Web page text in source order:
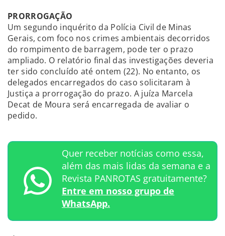
PRORROGAÇÃO
Um segundo inquérito da Polícia Civil de Minas
Gerais, com foco nos crimes ambientais decorridos
do rompimento de barragem, pode ter o prazo
ampliado. O relatório final das investigações deveria
ter sido concluído até ontem (22). No entanto, os
delegados encarregados do caso solicitaram à
Justiça a prorrogação do prazo. A juíza Marcela
Decat de Moura será encarregada de avaliar o
pedido.
Quer receber notícias como essa,
além das mais lidas da semana e a
Revista PANROTAS gratuitamente?
Entre em nosso grupo de
WhatsApp.